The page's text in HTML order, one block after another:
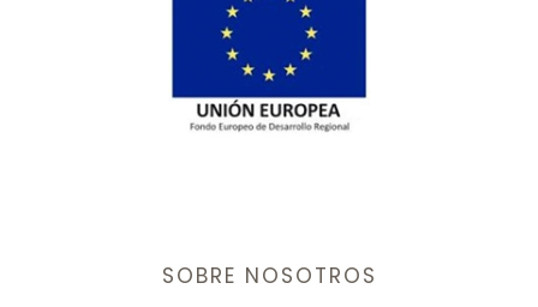
SOBRE NOSOTROS